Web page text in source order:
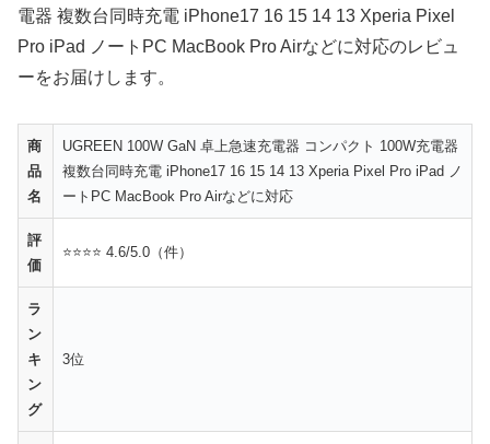
電器 複数台同時充電 iPhone17 16 15 14 13 Xperia Pixel
Pro iPad ノートPC MacBook Pro Airなどに対応のレビュ
ーをお届けします。
商
品
名
UGREEN 100W GaN 卓上急速充電器 コンパクト 100W充電器
複数台同時充電 iPhone17 16 15 14 13 Xperia Pixel Pro iPad ノ
ートPC MacBook Pro Airなどに対応
評
価
⭐⭐⭐⭐ 4.6/5.0（件）
ラ
ン
キ
ン
グ
3位